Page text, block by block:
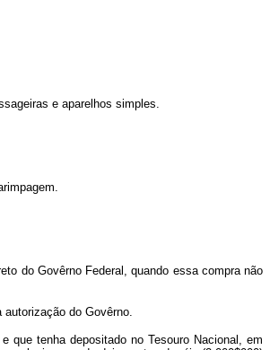
e aparelhos simples.
do Govêrno Federal, quando essa compra não
do Govêrno.
que tenha depositado no Tesouro Nacional, em